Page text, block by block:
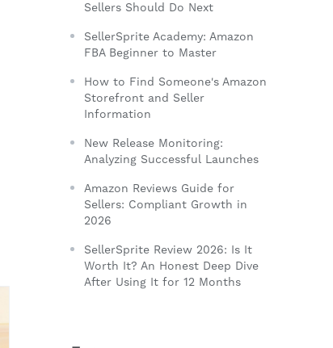
Sellers Should Do Next
SellerSprite Academy: Amazon
FBA Beginner to Master
How to Find Someone's Amazon
Storefront and Seller
Information
New Release Monitoring:
Analyzing Successful Launches
Amazon Reviews Guide for
Sellers: Compliant Growth in
2026
SellerSprite Review 2026: Is It
Worth It? An Honest Deep Dive
After Using It for 12 Months